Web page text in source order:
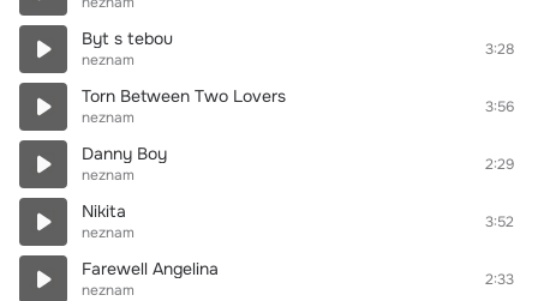
Byt s tebou
neznam
3:28
Torn Between Two Lovers
neznam
3:56
Danny Boy
neznam
2:29
Nikita
neznam
3:52
Farewell Angelina
neznam
2:33